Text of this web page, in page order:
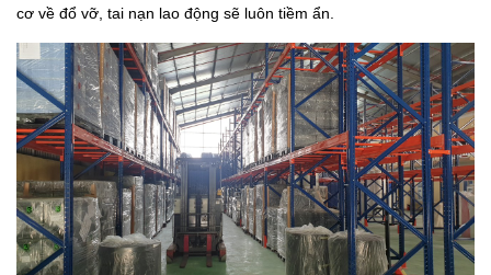
cơ về đổ vỡ, tai nạn lao động sẽ luôn tiềm ẩn.